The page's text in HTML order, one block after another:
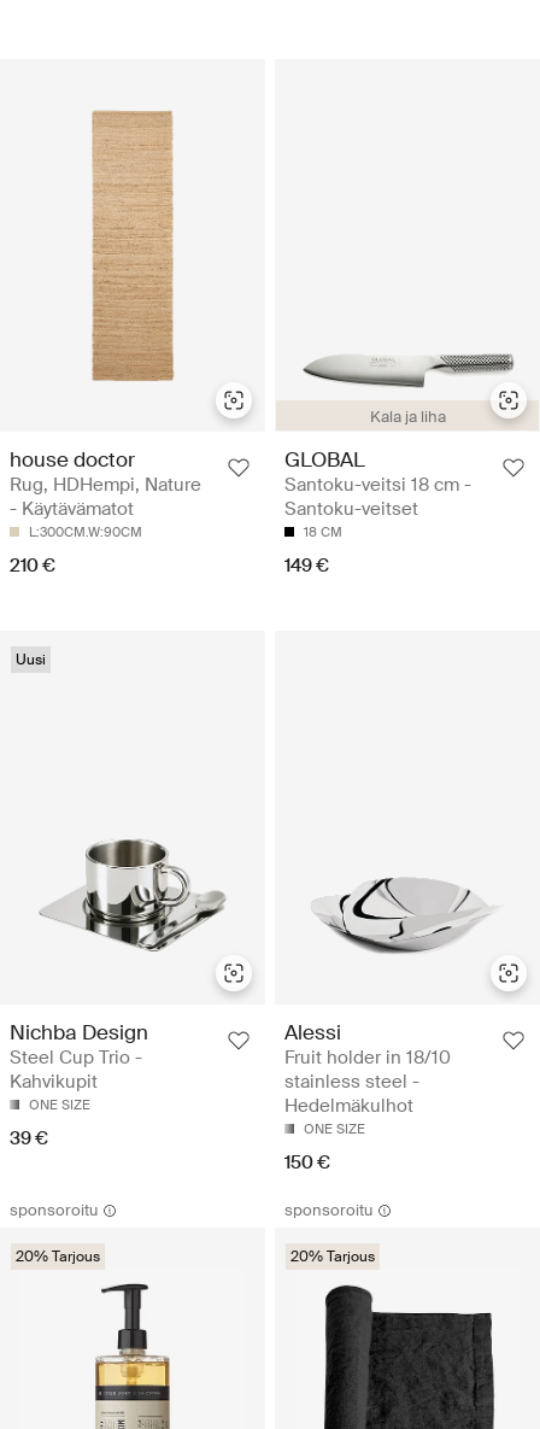
house doctor
Rug, HDHempi, Nature
- Käytävämatot
L:300CM.W:90CM
210 €
Kala ja liha
GLOBAL
Santoku-veitsi 18 cm -
Santoku-veitset
18 CM
149 €
Uusi
Nichba Design
Steel Cup Trio -
Kahvikupit
ONE SIZE
39 €
Alessi
Fruit holder in 18/10
stainless steel -
Hedelmäkulhot
ONE SIZE
150 €
sponsoroitu
20% Tarjous
sponsoroitu
20% Tarjous